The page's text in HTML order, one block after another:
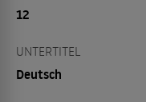
12
UNTERTITEL
Deutsch